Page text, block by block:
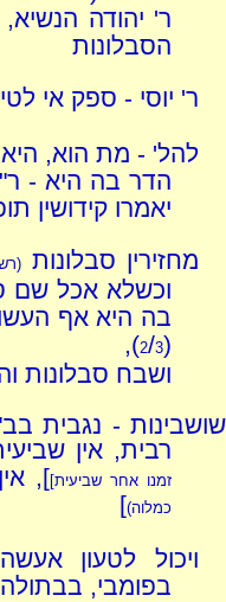
ר' יהודה הנשיא,
הסבלונות
ר' יוסי - ספק אי
להל' - מת הוא,
הדר בה היא -
יאמרו קידושין
מחזירין סבלונות
וכשלא אכל שם
בה היא אף
(
2/3
),
ושבח סבלונות
שושבינות - נגבית
רבית, אין
זמנו אחר שביעית]
],
כמלוה)]
ויכול לטעון
בפומבי,